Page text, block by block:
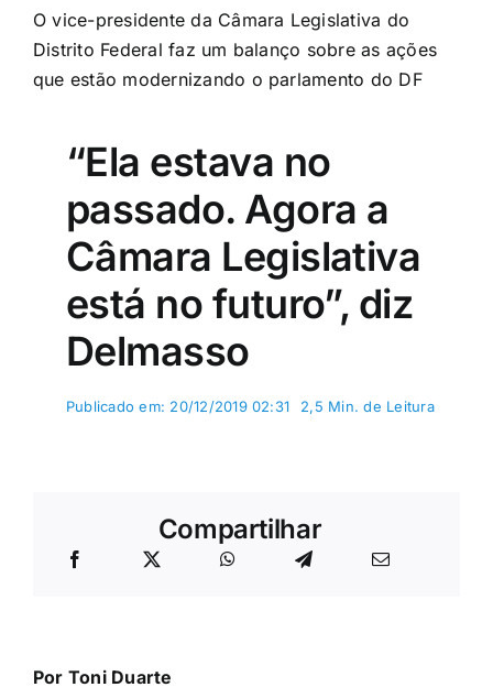
O vice-presidente da Câmara Legislativa do
Distrito Federal faz um balanço sobre as ações
que estão modernizando o parlamento do DF
“Ela estava no
passado. Agora a
Câmara Legislativa
está no futuro”, diz
Delmasso
Publicado em: 20/12/2019 02:31 2,5 Min. de Leitura
Compartilhar
Por Toni Duarte